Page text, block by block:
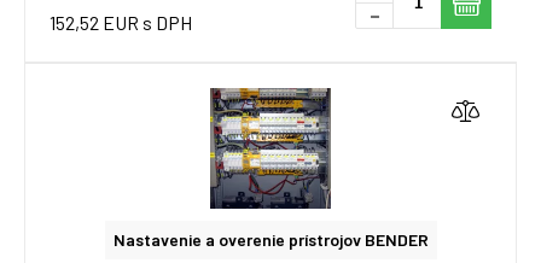
152,52 EUR s DPH
-
Nastavenie a overenie prístrojov BENDER